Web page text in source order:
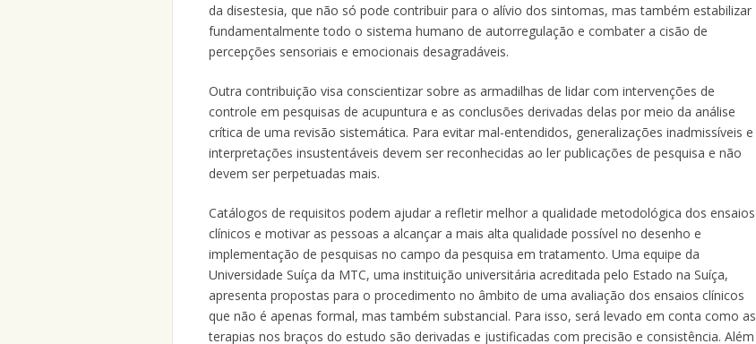
da disestesia, que não só pode contribuir para o alívio dos sintomas, mas também estabilizar
fundamentalmente todo o sistema humano de autorregulação e combater a cisão de
percepções sensoriais e emocionais desagradáveis.
Outra contribuição visa conscientizar sobre as armadilhas de lidar com intervenções de
controle em pesquisas de acupuntura e as conclusões derivadas delas por meio da análise
crítica de uma revisão sistemática. Para evitar mal-entendidos, generalizações inadmissíveis e
interpretações insustentáveis devem ser reconhecidas ao ler publicações de pesquisa e não
devem ser perpetuadas mais.
Catálogos de requisitos podem ajudar a refletir melhor a qualidade metodológica dos ensaios
clínicos e motivar as pessoas a alcançar a mais alta qualidade possível no desenho e
implementação de pesquisas no campo da pesquisa em tratamento. Uma equipe da
Universidade Suíça da MTC, uma instituição universitária acreditada pelo Estado na Suíça,
apresenta propostas para o procedimento no âmbito de uma avaliação dos ensaios clínicos
que não é apenas formal, mas também substancial. Para isso, será levado em conta como as
terapias nos braços do estudo são derivadas e justificadas com precisão e consistência. Além